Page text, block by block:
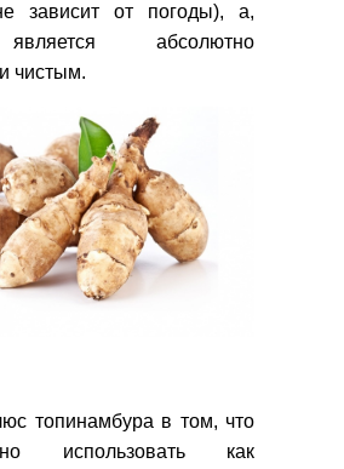
зависит от погоды), а,
абсолютно
чистым.
топинамбура в том, что
использовать как